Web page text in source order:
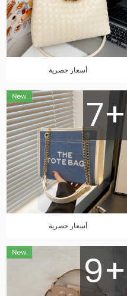
أسعار حصرية
7+
أسعار حصرية
9+